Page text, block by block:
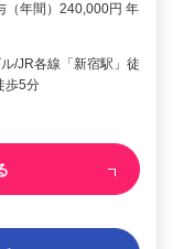
（年間）240,000円 年
/JR各線「新宿駅」徒
歩5分